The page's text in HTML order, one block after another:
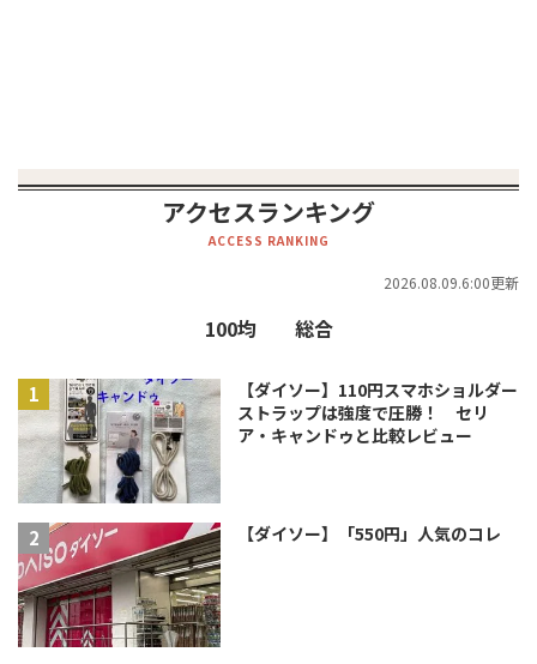
アクセスランキング
ACCESS RANKING
2026.08.09.6:00更新
100均 総合
【ダイソー】110円スマホショルダー
ストラップは強度で圧勝！ セリ
ア・キャンドゥと比較レビュー
【ダイソー】「550円」人気のコレ